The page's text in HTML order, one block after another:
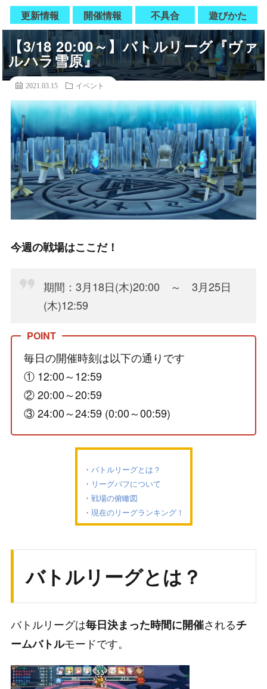
更新情報 開催情報 不具合 遊びかた
【3/18 20:00～】バトルリーグ『ヴァ
ルハラ雪原』
2021.03.15 イベント
今週の戦場はここだ！
期間：3月18日(木)20:00 ～ 3月25日
(木)12:59
毎日の開催時刻は以下の通りです
① 12:00～12:59
② 20:00～20:59
③ 24:00～24:59 (0:00～00:59)
バトルリーグとは？
リーグバフについて
戦場の俯瞰図
現在のリーグランキング！
バトルリーグとは？
バトルリーグは毎日決まった時間に開催されるチ
ームバトルモードです。